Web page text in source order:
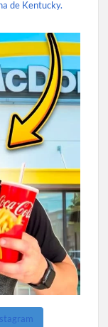
de Kentucky.